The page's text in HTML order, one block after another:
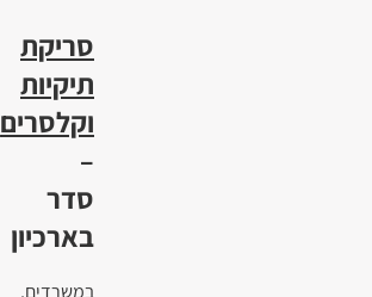
סריקת
תיקיות
וקלסרים
–
סדר
בארכיון